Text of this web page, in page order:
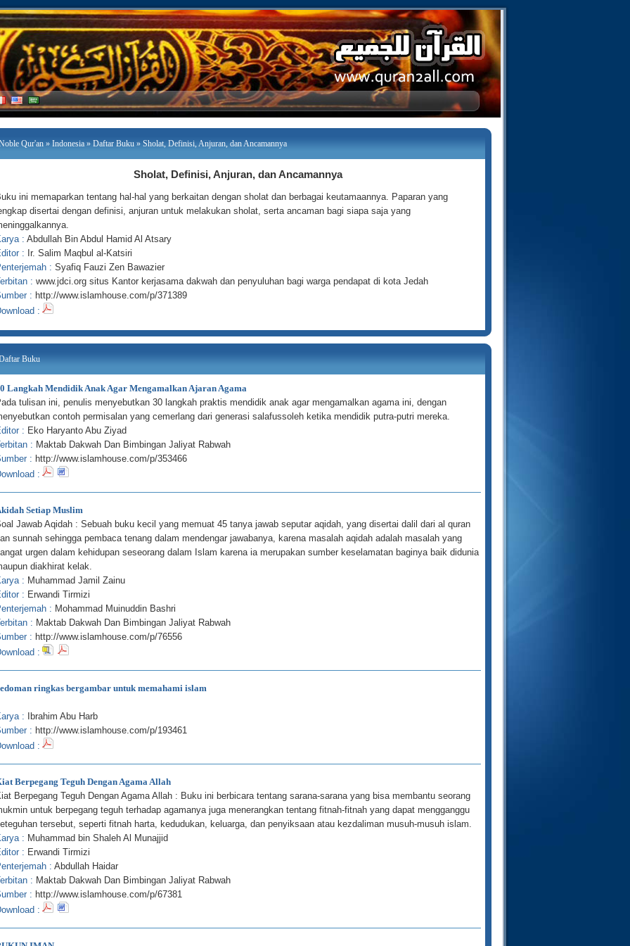
Qur'an » Indonesia» Daftar Buku » Sholat, Definisi, Anjuran, dan Ancamannya
Sholat, Definisi, Anjuran, dan Ancamannya
ini memaparkan tentang hal-hal yang berkaitan dengan sholat dan berbagai keutamaannya. Paparan yang
disertai dengan definisi, anjuran untuk melakukan sholat, serta ancaman bagi siapa saja yang
: Abdullah Bin Abdul Hamid Al Atsary
: Ir. Salim Maqbul al-Katsiri
: Syafiq Fauzi Zen Bawazier
: www.jdci.org situs Kantor kerjasama dakwah dan penyuluhan bagi warga pendapat di kota Jedah
: http://www.islamhouse.com/p/371389
:
Buku
Langkah Mendidik Anak Agar Mengamalkan Ajaran Agama
tulisan ini, penulis menyebutkan 30 langkah praktis mendidik anak agar mengamalkan agama ini, dengan
contoh permisalan yang cemerlang dari generasi salafussoleh ketika mendidik putra-putri mereka.
: Eko Haryanto Abu Ziyad
: Maktab Dakwah Dan Bimbingan Jaliyat Rabwah
: http://www.islamhouse.com/p/353466
:
Setiap Muslim
Jawab Aqidah : Sebuah buku kecil yang memuat 45 tanya jawab seputar aqidah, yang disertai dalil dari al quran
sunnah sehingga pembaca tenang dalam mendengar jawabanya, karena masalah aqidah adalah masalah yang
urgen dalam kehidupan seseorang dalam Islam karena ia merupakan sumber keselamatan baginya baik didunia
diakhirat kelak.
: Muhammad Jamil Zainu
: Erwandi Tirmizi
: Mohammad Muinuddin Bashri
: Maktab Dakwah Dan Bimbingan Jaliyat Rabwah
: http://www.islamhouse.com/p/76556
:
ringkas bergambar untuk memahami islam
: Ibrahim Abu Harb
: http://www.islamhouse.com/p/193461
:
Berpegang Teguh Dengan Agama Allah
Berpegang Teguh Dengan Agama Allah : Buku ini berbicara tentang sarana-sarana yang bisa membantu seorang
untuk berpegang teguh terhadap agamanya juga menerangkan tentang fitnah-fitnah yang dapat mengganggu
tersebut, seperti fitnah harta, kedudukan, keluarga, dan penyiksaan atau kezdaliman musuh-musuh islam.
: Muhammad bin Shaleh Al Munajjid
: Erwandi Tirmizi
: Abdullah Haidar
: Maktab Dakwah Dan Bimbingan Jaliyat Rabwah
: http://www.islamhouse.com/p/67381
: